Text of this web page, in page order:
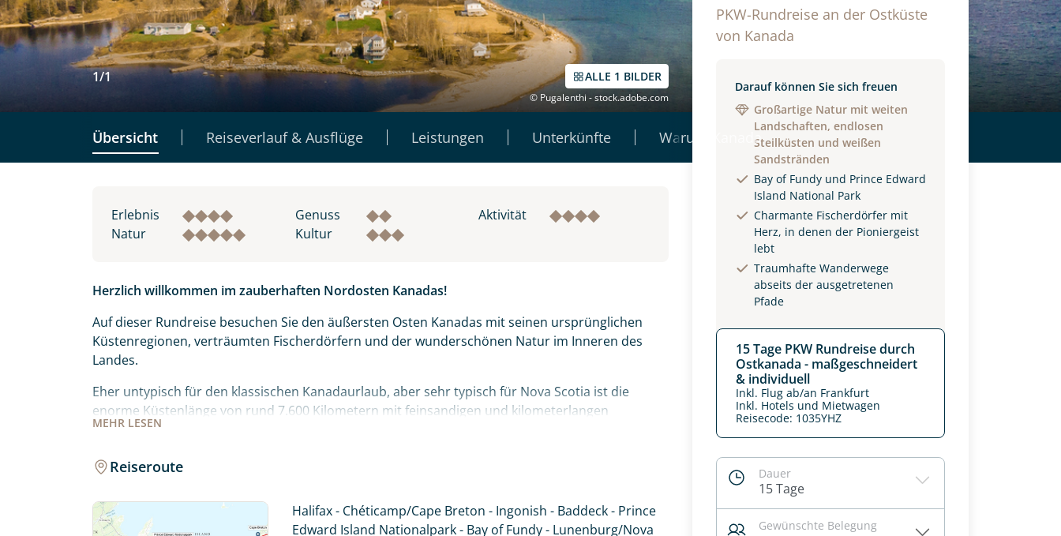
1/1 ALLE 1 BILDER
© Pugalenthi - stock.adobe.com
Übersicht Reiseverlauf & Ausflüge Leistungen Unterkünfte Warum Kanada
PKW-Rundreise an der Ostküste
von Kanada
Darauf können Sie sich freuen
Großartige Natur mit weiten
Landschaften, endlosen
Steilküsten und weißen
Sandstränden
Bay of Fundy und Prince Edward
Island National Park
Charmante Fischerdörfer mit
Herz, in denen der Pioniergeist
lebt
Traumhafte Wanderwege
abseits der ausgetretenen
Pfade
15 Tage PKW Rundreise durch
Ostkanada - maßgeschneidert
& individuell
Inkl. Flug ab/an Frankfurt
Inkl. Hotels und Mietwagen
Reisecode: 1035YHZ
Dauer
15 Tage
Gewünschte Belegung
Erlebnis Genuss
Aktivität
Natur
Kultur
MEHR LESEN
Herzlich willkommen im zauberhaften Nordosten Kanadas!
Auf dieser Rundreise besuchen Sie den äußersten Osten Kanadas mit seinen ursprünglichen
Küstenregionen, verträumten Fischerdörfern und der wunderschönen Natur im Inneren des
Landes.
Eher untypisch für den klassischen Kanadaurlaub, aber sehr typisch für Nova Scotia ist die
enorme Küstenlänge von rund 7.600 Kilometern mit feinsandigen und kilometerlangen
Sandstränden bis hin zu kleinen Buchten.
mit einer sanften Landschaft, keltischem Einfluss und gleichzeitig als Geburtsort von Kanada
New Brunswick - das klingt doch wie..? Richtig. Nach Braunschweig. Unter den vielen
Reiseroute
Halifax - Chéticamp/Cape Breton - Ingonish - Baddeck - Prince
Edward Island Nationalpark - Bay of Fundy - Lunenburg/Nova